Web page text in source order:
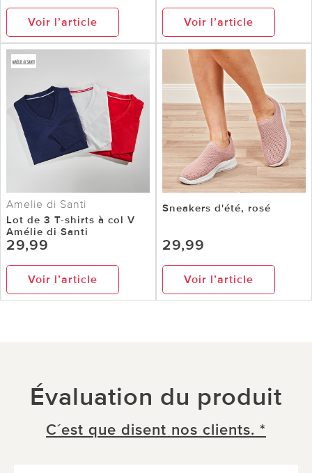
Voir l’article Voir l’article
Amelie di Santi
Lot de 3 T-shirts à col V
Amélie di Santi
29,99
Voir l’article
Sneakers d'été, rosé
29,99
Voir l’article
Évaluation du produit
C´est que disent nos clients. *